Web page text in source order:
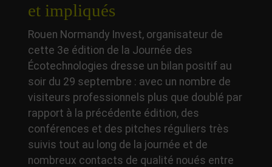
et impliqués
Rouen Normandy Invest, organisateur de
cette 3e édition de la Journée des
Écotechnologies dresse un bilan positif au
soir du 29 septembre : avec un nombre de
visiteurs professionnels plus que doublé par
rapport à la précédente édition, des
conférences et des pitches réguliers très
suivis tout au long de la journée et de
nombreux contacts de qualité noués entre